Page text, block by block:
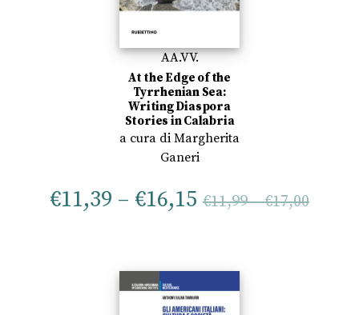
AA.VV.
At the Edge of the
Tyrrhenian Sea:
Writing Diaspora
Stories in Calabria
a cura di Margherita
Ganeri
€11,39 – €16,15 €11,99–€17,00